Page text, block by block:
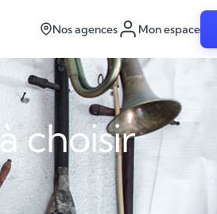
Nos agences Mon espace
choisir